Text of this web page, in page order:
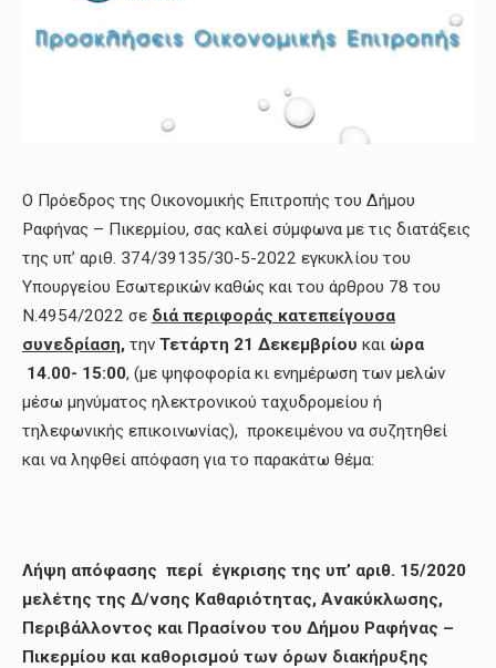
Ο Πρόεδρος της Οικονομικής Επιτροπής του Δήμου
Ραφήνας – Πικερμίου, σας καλεί σύμφωνα με τις διατάξεις
της υπ’ αριθ. 374/39135/30-5-2022 εγκυκλίου του
Υπουργείου Εσωτερικών καθώς και του άρθρου 78 του
Ν.4954/2022 σε διά περιφοράς κατεπείγουσα
συνεδρίαση, την Τετάρτη 21 Δεκεμβρίου και ώρα
14.00- 15:00, (με ψηφοφορία κι ενημέρωση των μελών
μέσω μηνύματος ηλεκτρονικού ταχυδρομείου ή
τηλεφωνικής επικοινωνίας), προκειμένου να συζητηθεί
και να ληφθεί απόφαση για το παρακάτω θέμα:
Λήψη απόφασης περί έγκρισης της υπ’ αριθ. 15/2020
μελέτης της Δ/νσης Καθαριότητας, Ανακύκλωσης,
Περιβάλλοντος και Πρασίνου του Δήμου Ραφήνας –
Πικερμίου και καθορισμού των όρων διακήρυξης